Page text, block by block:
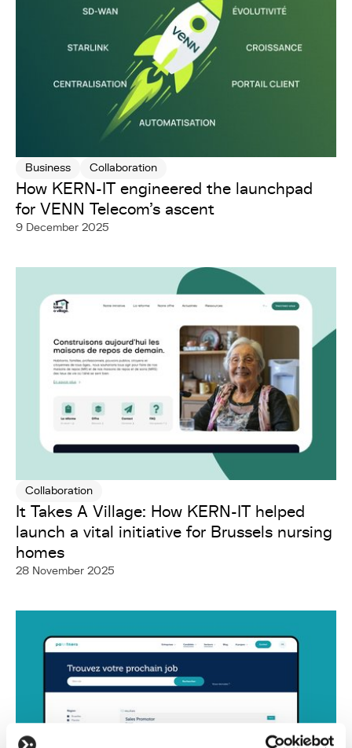
Business Collaboration
How KERN-IT engineered the launchpad
for VENN Telecom's ascent
9 December 2025
Collaboration
It Takes A Village: How KERN-IT helped
launch a vital initiative for Brussels nursing
homes
28 November 2025